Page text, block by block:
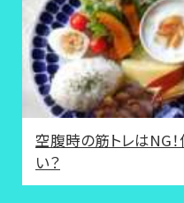
空腹時の筋トレはNG
い？